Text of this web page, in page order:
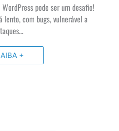
pode ser um desafio!
lento, com bugs, vulnerável a
+